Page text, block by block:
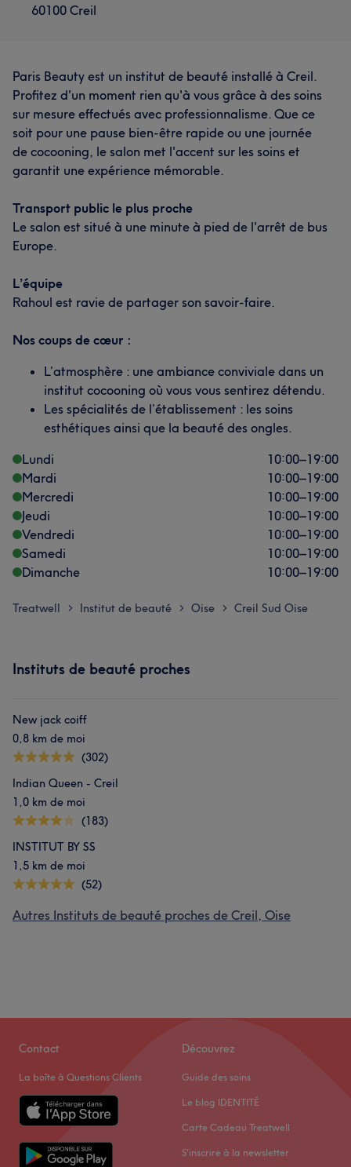
60100 Creil
Paris Beauty est un institut de beauté installé à Creil.
Profitez d'un moment rien qu'à vous grâce à des soins
sur mesure effectués avec professionnalisme. Que ce
soit pour une pause bien-être rapide ou une journée
de cocooning, le salon met l'accent sur les soins et
garantit une expérience mémorable.
Transport public le plus proche
Le salon est situé à une minute à pied de l'arrêt de bus
Europe.
L’équipe
Rahoul est ravie de partager son savoir-faire.
Nos coups de cœur :
L’atmosphère : une ambiance conviviale dans un
institut cocooning où vous vous sentirez détendu.
Les spécialités de l’établissement : les soins
esthétiques ainsi que la beauté des ongles.
Lundi
10:00–19:00
Mardi
10:00–19:00
Mercredi
10:00–19:00
Jeudi
10:00–19:00
Vendredi
10:00–19:00
Samedi
10:00–19:00
Dimanche
10:00–19:00
Treatwell > Institut de beauté > Oise > Creil Sud Oise
Instituts de beauté proches
New jack coiff
0,8 km de moi
(302)
Indian Queen - Creil
1,0 km de moi
(183)
INSTITUT BY SS
1,5 km de moi
(52)
Autres Instituts de beauté proches de Creil, Oise
Contact
La boîte à Questions Clients
Découvrez
Guide des soins
Le blog IDENTITÉ
Carte Cadeau Treatwell
S'inscrire à la newsletter